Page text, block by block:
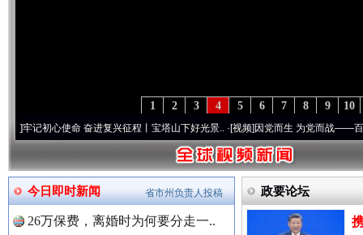
10
9
8
7
6
5
4
3
2
1
使命 奋进复兴征程丨宝塔山下好光景..·[视频]因党而生 为党而战——百年“纪”事⑧
今日即时新闻
26万保费，离婚时为何要分走一..
省市州负责人投稿 政要论坛